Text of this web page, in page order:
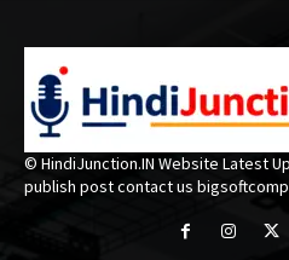
© HindiJunction.IN Website Latest
publish post contact us